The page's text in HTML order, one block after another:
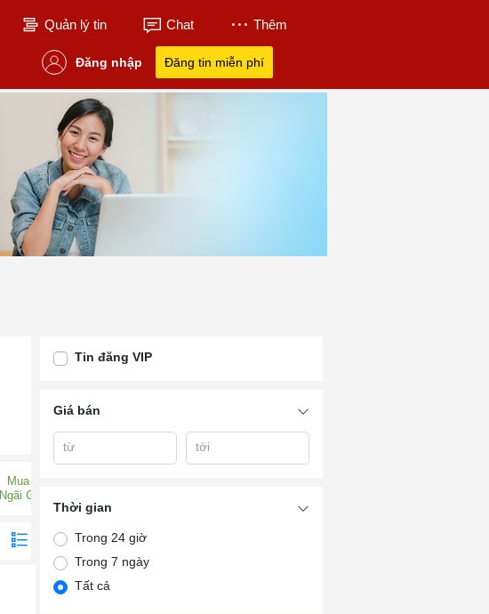
Quản lý tin Chat Thêm
Đăng nhập Đăng tin miễn phí
Mua Bán Nhà Đất
Ngãi Giao Châu Đức
BRVT
Tin đăng VIP
Giá bán
từ tới
Thời gian
Trong 24 giờ
Trong 7 ngày
Tất cả